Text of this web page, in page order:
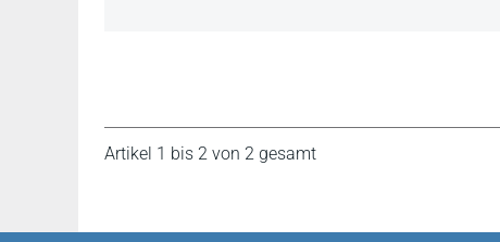
Artikel 1 bis 2 von 2 gesamt